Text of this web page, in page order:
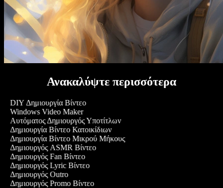
Ανακαλύψτε περισσότερα
DIY Δημιουργία Βίντεο
Windows Video Maker
Αυτόματος Δημιουργός Υποτίτλων
Δημιουργία Βίντεο Κατοικίδιων
Δημιουργία Βίντεο Μικρού Μήκους
Δημιουργός ASMR Βίντεο
Δημιουργός Fan Βίντεο
Δημιουργός Lyric Βίντεο
Δημιουργός Outro
Δημιουργός Promo Βίντεο